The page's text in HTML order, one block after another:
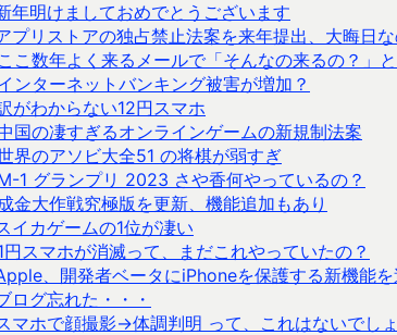
年明けましておめでとうございます
プリストアの独占禁止法案を来年提出、大晦日
ここ数年よく来るメールで「そんなの来るの？」
ンターネットバンキング被害が増加？
がわからない12円スマホ
国の凄すぎるオンラインゲームの新規制法案
界のアソビ大全51 の将棋が弱すぎ
1 グランプリ 2023 さや香何やっているの？
金大作戦究極版を更新、機能追加もあり
イカゲームの1位が凄い
円スマホが消滅って、まだこれやっていたの？
、開発者ベータにiPhoneを保護する新機能を
ログ忘れた・・・
マホで顔撮影→体調判明 って、これはないでし